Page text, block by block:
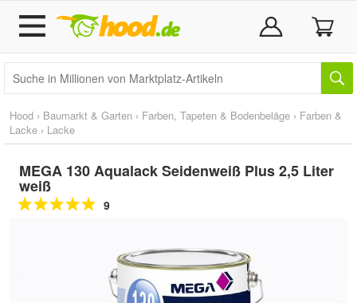
Hood › Baumarkt & Garten › Farben, Tapeten & Bodenbeläge › Farben &
Lacke › Lacke
MEGA 130 Aqualack Seidenweiß Plus 2,5 Liter
weiß
9